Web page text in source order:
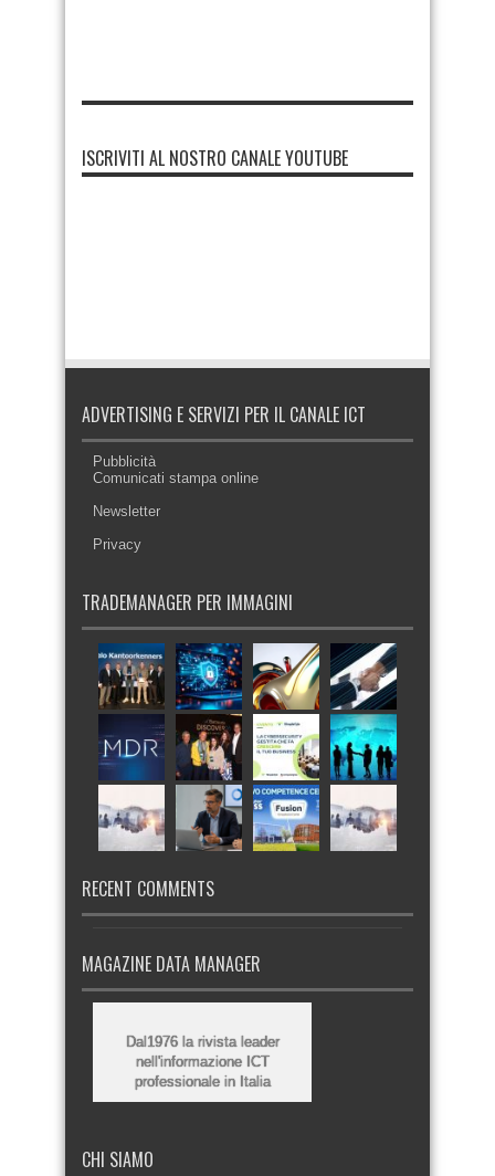
ISCRIVITI AL NOSTRO CANALE YOUTUBE
ADVERTISING E SERVIZI PER IL CANALE ICT
Pubblicità
Comunicati stampa online
Newsletter
Privacy
TRADEMANAGER PER IMMAGINI
RECENT COMMENTS
MAGAZINE DATA MANAGER
Dal1976 la rivista leader
nell'informazione ICT
professionale in Italia
CHI SIAMO